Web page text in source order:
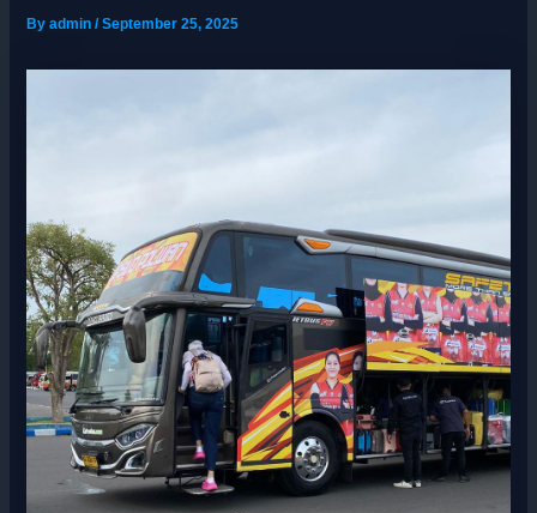
Byadmin/September 25, 2025